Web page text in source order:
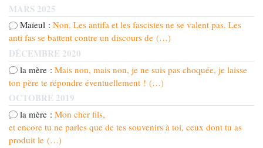
MARS 2025
Maïeul : Non. Les antifa et les fascistes ne se valent pas. Les
anti fas se battent contre un discours de (…)
DÉCEMBRE 2020
la mère : Mais non, mais non, je ne suis pas choquée, je laisse
ton père te répondre éventuellement ! (…)
OCTOBRE 2019
la mère : Mon cher fils,
et encore tu ne parles que de tes souvenirs à toi, ceux dont tu as
produit le (…)